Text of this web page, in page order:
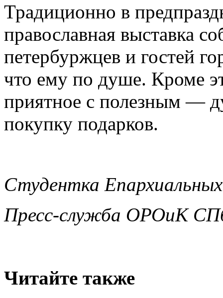
Традиционно в
православная выставка
петербуржцев и гостей
что ему по душе. Кроме
приятное с полезным —
покупку подарков.
Студентка
Пресс-служба ОРОиК
Читайте также